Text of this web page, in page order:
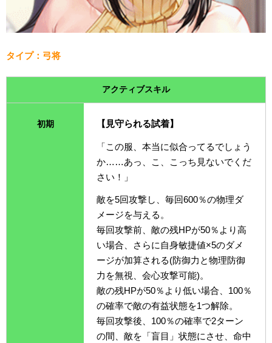
タイプ：弓将
アクティブスキル
初期 【見守られる試着】
「この服、本当に似合ってるでしょう
か……あっ、こ、こっち見ないでくだ
さい！」
敵を5回攻撃し、毎回600％の物理ダ
メージを与える。
毎回攻撃前、敵の残HPが50％より高
い場合、さらに自身敏捷値×5のダメ
ージが加算される(防御力と物理防御
力を無視、会心攻撃可能)。
敵の残HPが50％より低い場合、100％
の確率で敵の有益状態を1つ解除。
毎回攻撃後、100％の確率で2ターン
の間、敵を「盲目」状態にさせ、命中